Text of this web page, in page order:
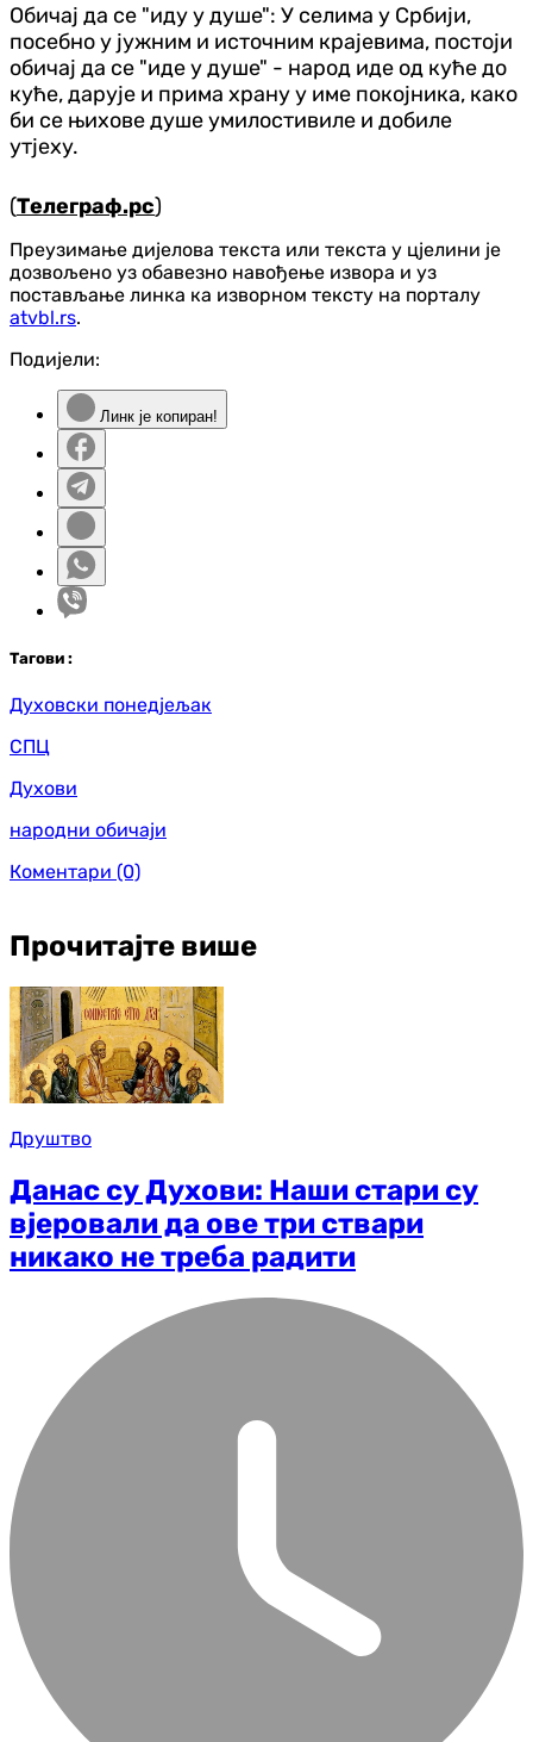
Обичај да се "иду у душе": У селима у Србији,
посебно у јужним и источним крајевима, постоји
обичај да се "иде у душе" - народ иде од куће до
куће, дарује и прима храну у име покојника, како
би се њихове душе умилостивиле и добиле
утјеху.
(Телеграф.рс)
Преузимање дијелова текста или текста у цјелини је
дозвољено уз обавезно навођење извора и уз
постављање линка ка изворном тексту на порталу
atvbl.rs.
Подијели:
Линк је копиран!
Тагови :
Духовски понедјељак
СПЦ
Духови
народни обичаји
Коментари (0)
Прочитајте више
Друштво
Данас су Духови: Наши стари су
вјеровали да ове три ствари
никако не треба радити